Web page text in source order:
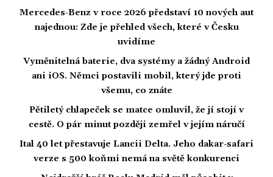
Mercedes-Benz v roce 2026 představí 10 nových aut
najednou: Zde je přehled všech, které v Česku
uvidíme
Vyměnitelná baterie, dva systémy a žádný Android
ani iOS. Němci postavili mobil, který jde proti
všemu, co znáte
Pětiletý chlapeček se matce omluvil, že jí stojí v
cestě. O pár minut později zemřel v jejím náručí
Ital 40 let přestavuje Lancii Delta. Jeho dakar-safari
verze s 500 koňmi nemá na světě konkurenci